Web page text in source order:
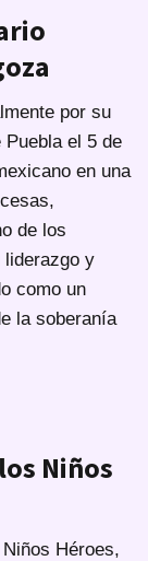
por su
el 5 de
en una
de los
liderazgo y
como un
la soberanía
Niños
Héroes,